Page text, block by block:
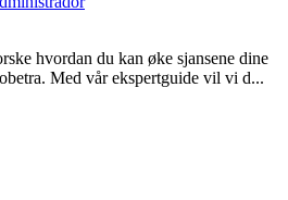
hvordan du kan øke sjansene dine
Med vår ekspertguide vil vi d...